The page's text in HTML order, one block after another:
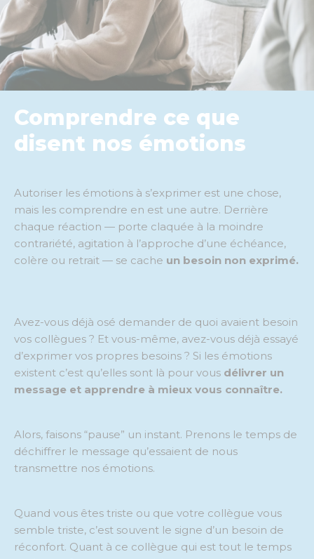
Comprendre ce que
disent nos émotions
Autoriser les émotions à s’exprimer est une chose,
mais les comprendre en est une autre. Derrière
chaque réaction — porte claquée à la moindre
contrariété, agitation à l’approche d’une échéance,
colère ou retrait — se cache un besoin non exprimé.
Avez-vous déjà osé demander de quoi avaient besoin
vos collègues ? Et vous-même, avez-vous déjà essayé
d’exprimer vos propres besoins ? Si les émotions
existent c’est qu’elles sont là pour vous délivrer un
message et apprendre à mieux vous connaître.
Alors, faisons “pause” un instant. Prenons le temps de
déchiffrer le message qu’essaient de nous
transmettre nos émotions.
Quand vous êtes triste ou que votre collègue vous
semble triste, c’est souvent le signe d’un besoin de
réconfort. Quant à ce collègue qui est tout le temps